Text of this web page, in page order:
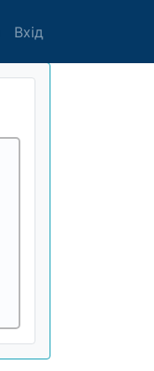
Вхід